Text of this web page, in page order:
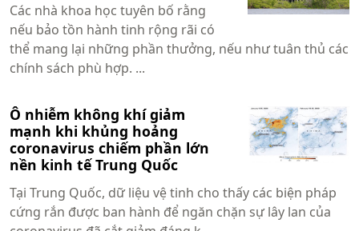
Các nhà khoa học tuyên bố rằng
nếu bảo tồn hành tinh rộng rãi có
thể mang lại những phần thưởng, nếu như tuân thủ các
chính sách phù hợp. ...
Ô nhiễm không khí giảm
mạnh khi khủng hoảng
coronavirus chiếm phần lớn
nền kinh tế Trung Quốc
Tại Trung Quốc, dữ liệu vệ tinh cho thấy các biện pháp
cứng rắn được ban hành để ngăn chặn sự lây lan của